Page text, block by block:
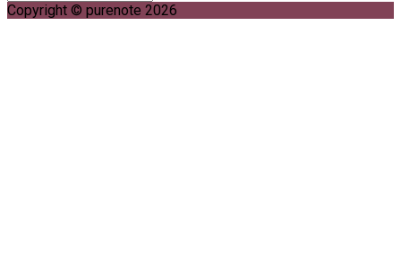
Copyright © purenote 2026